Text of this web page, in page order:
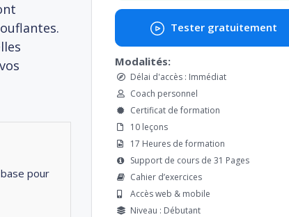
pour
Tester gratuitement
Modalités:
Délai d'accès : Immédiat
Coach personnel
Certificat de formation
10 leçons
17 Heures de formation
Support de cours de 31 Pages
Cahier d’exercices
Accès web & mobile
Niveau : Débutant